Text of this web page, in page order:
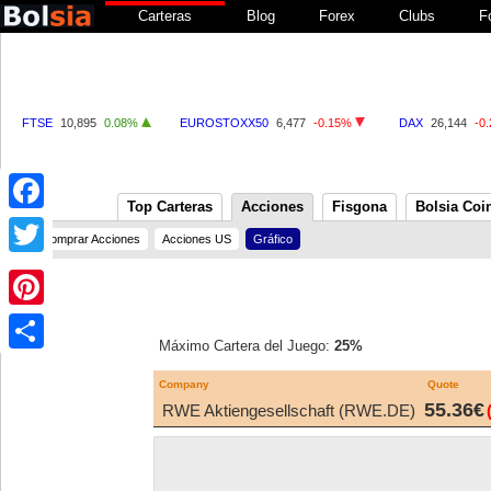
Carteras Blog Forex Clubs
FTSE 10,895 0.08% EUROSTOXX50 6,477 -0.15% DAX 26,144 -
Top Carteras Acciones Fisgona Bolsia
Comprar Acciones Acciones US Gráfico
Máximo Cartera del Juego: 25%
Company Quote
RWE Aktiengesellschaft (RWE.DE) 55.36€
Facebook
Twitter
Pinterest